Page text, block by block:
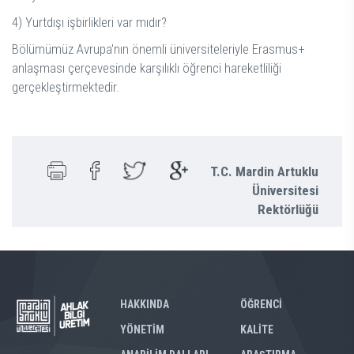
4) Yurtdışı işbirlikleri var mıdır?
Bölümümüz Avrupa'nın önemli üniversiteleriyle Erasmus+
anlaşması çerçevesinde karşılıklı öğrenci hareketliliği
gerçekleştirmektedir.
T.C. Mardin Artuklu
Üniversitesi
Rektörlüğü
HAKKINDA
YÖNETİM
ÖĞRENCİ
KALİTE